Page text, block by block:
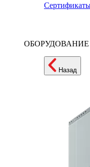
ОБОРУДОВАНИЕ
Назад